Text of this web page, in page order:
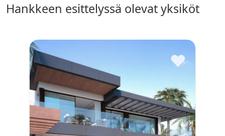
Hankkeen esittelyssä olevat yksiköt
♥